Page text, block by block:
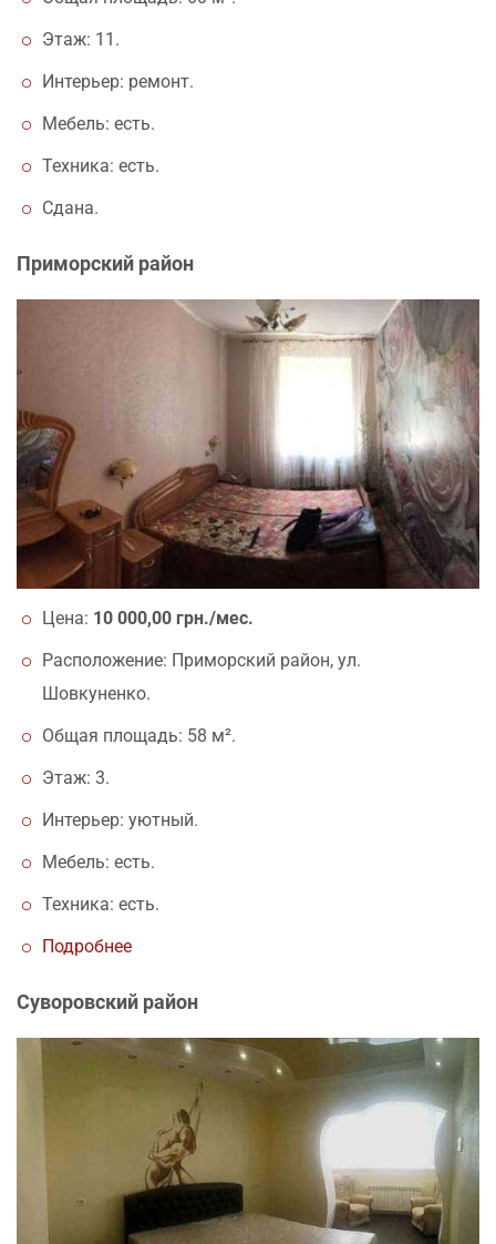
Этаж: 11.
Интерьер: ремонт.
Мебель: есть.
Техника: есть.
Сдана.
Приморский район
Цена: 10 000,00 грн./мес.
Расположение: Приморский район, ул.
Шовкуненко.
Общая площадь: 58 м².
Этаж: 3.
Интерьер: уютный.
Мебель: есть.
Техника: есть.
Подробнее
Суворовский район